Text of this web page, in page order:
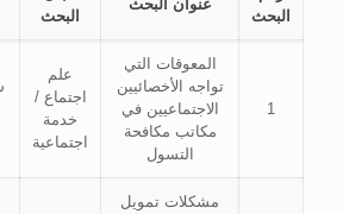
البحث
عنوان البحث
البحث
1
المعوقات التي
تواجه الأخصائيين
الاجتماعيين في
مكاتب مكافحة
التسول
علم
اجتماع /
خدمة
اجتماعية
مشكلات تمويل